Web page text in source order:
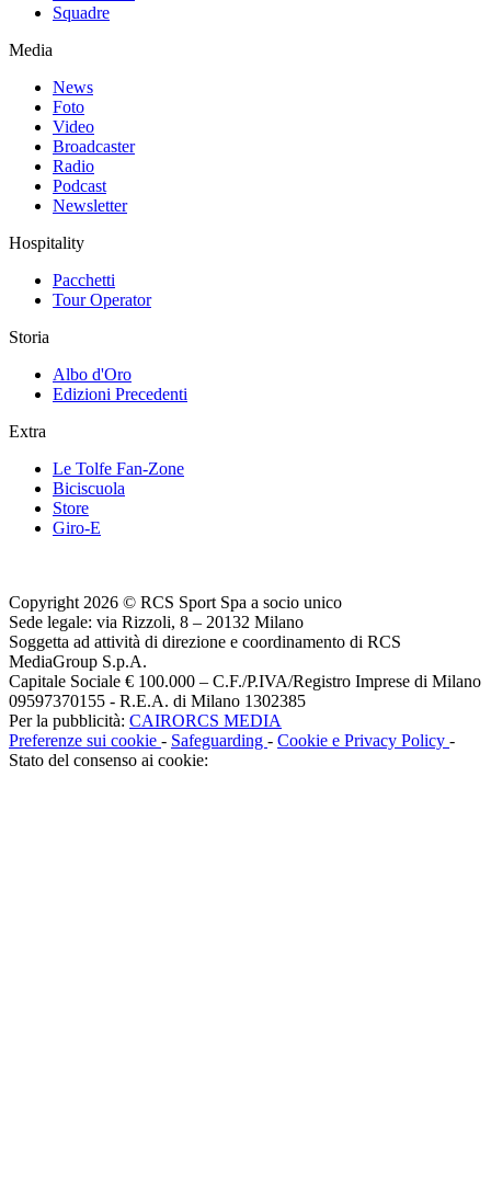
Squadre
Media
News
Foto
Video
Broadcaster
Radio
Podcast
Newsletter
Hospitality
Pacchetti
Tour Operator
Storia
Albo d'Oro
Edizioni Precedenti
Extra
Le Tolfe Fan-Zone
Biciscuola
Store
Giro-E
Copyright 2026 © RCS Sport Spa a socio unico
Sede legale: via Rizzoli, 8 – 20132 Milano
Soggetta ad attività di direzione e coordinamento di RCS
MediaGroup S.p.A.
Capitale Sociale € 100.000 – C.F./P.IVA/Registro Imprese di Milano
09597370155 - R.E.A. di Milano 1302385
Per la pubblicità: CAIRORCS MEDIA
Preferenze sui cookie - Safeguarding - Cookie e Privacy Policy -
Stato del consenso ai cookie: